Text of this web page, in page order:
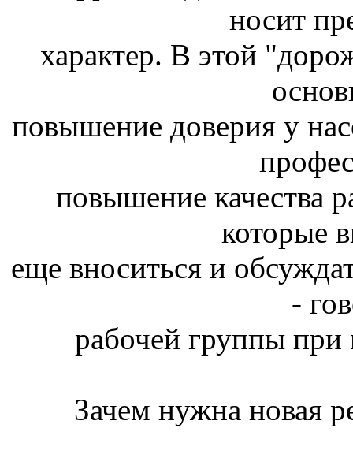
которые
еще вноситься и
-
рабочей группы при
Зачем нужна новая
Новости МО и МВД РФ и
Полицейского
При задержании в